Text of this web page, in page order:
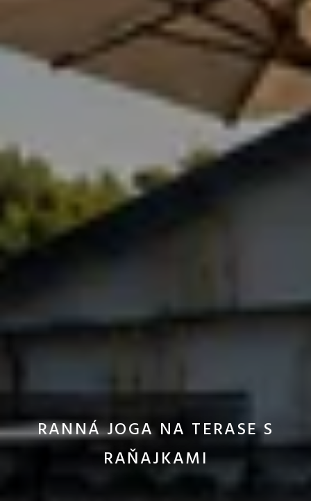
RANNÁ JOGA NA TERASE S
RAŇAJKAMI